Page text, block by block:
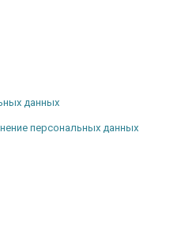
данных
персональных данных